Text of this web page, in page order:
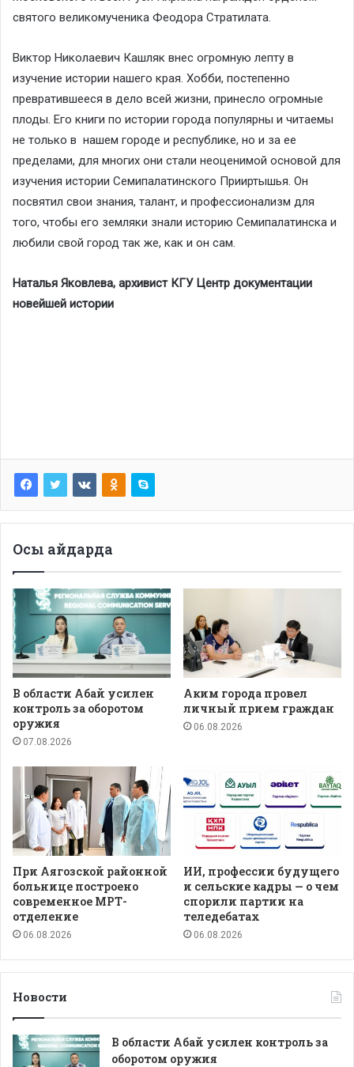
святого великомученика Феодора Стратилата.
Виктор Николаевич Кашляк внес огромную лепту в
изучение истории нашего края. Хобби, постепенно
превратившееся в дело всей жизни, принесло огромные
плоды. Его книги по истории города популярны и читаемы
не только в нашем городе и республике, но и за ее
пределами, для многих они стали неоценимой основой для
изучения истории Семипалатинского Прииртышья. Он
посвятил свои знания, талант, и профессионализм для
того, чтобы его земляки знали историю Семипалатинска и
любили свой город так же, как и он сам.
Наталья Яковлева, архивист КГУ Центр документации
новейшей истории
Осы айдарда
В области Абай усилен
контроль за оборотом
оружия
07.08.2026
Аким города провел
личный прием граждан
06.08.2026
При Аягозской районной
больнице построено
современное МРТ-
отделение
06.08.2026
ИИ, профессии будущего
и сельские кадры — о чем
спорили партии на
теледебатах
06.08.2026
Новости
В области Абай усилен контроль за
оборотом оружия